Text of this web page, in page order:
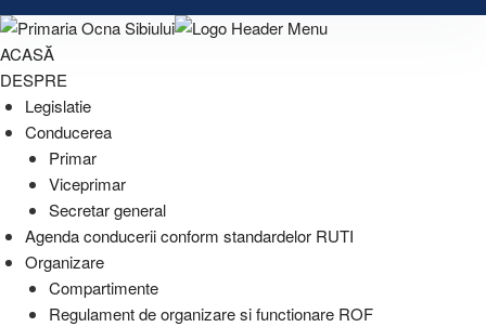
ACASĂ
DESPRE
Legislatie
Conducerea
Primar
Viceprimar
Secretar general
Agenda conducerii conform standardelor RUTI
Organizare
Compartimente
Regulament de organizare si functionare ROF